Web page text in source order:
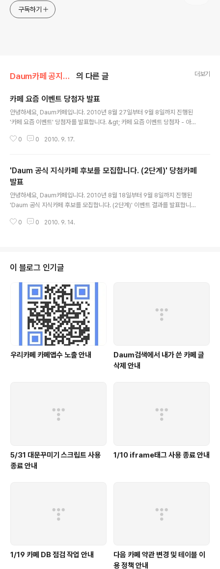
구독하기
Daum카페 공지사항/이벤트 발표 의 다른 글 더보기
카페 요즘 이벤트 당첨자 발표
안녕하세요, Daum카페입니다. 2010년 8월 27일부터 9월 8일까지 진행된
'카페 요즘 이벤트' 당첨자를 발표합니다. &gt; 카페 요즘 이벤트 당첨자 - 아래
파일 미리보기를 통해 확인 가능 합니다. 카페요즘_당첨자_공지.xls &gt; 당첨
0 0 2010. 9. 17.
'Daum 공식 지식카페 후보를 모집합니다. (2단계)' 당첨카페
발표
안녕하세요, Daum카페입니다. 2010년 8월 18일부터 9월 8일까지 진행된
'Daum 공식 지식카페 후보를 모집합니다. (2단계)' 이벤트 결과를 발표합니다.
첨부파일을 다운로드 받아 주세요 - PC에 MS OFFICE가 설치되지 않은 경우,
0 0 2010. 9. 14.
이 블로그 인기글
우리카페 카페앱수 노출 안내
Daum검색에서 내가 쓴 카페 글
삭제 안내
5/31 대문꾸미기 스크립트 사용
종료 안내
1/10 iframe태그 사용 종료 안내
1/19 카페 DB 점검 작업 안내
다음 카페 약관 변경 및 테이블 이
용 정책 안내